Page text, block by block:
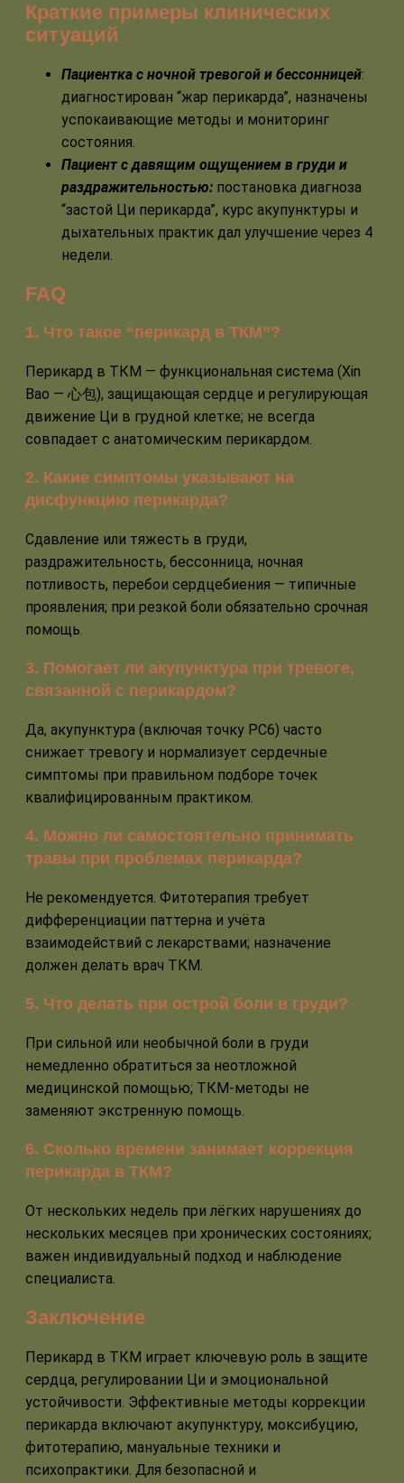
Краткие примеры клинических
ситуаций
Пациентка с ночной тревогой и бессонницей:
диагностирован “жар перикарда”, назначены
успокаивающие методы и мониторинг
состояния.
Пациент с давящим ощущением в груди и
раздражительностью: постановка диагноза
“застой Ци перикарда”, курс акупунктуры и
дыхательных практик дал улучшение через 4
недели.
FAQ
1. Что такое “перикард в ТКМ”?
Перикард в ТКМ — функциональная система (Xin
Bao — 心包), защищающая сердце и регулирующая
движение Ци в грудной клетке; не всегда
совпадает с анатомическим перикардом.
2. Какие симптомы указывают на
дисфункцию перикарда?
Сдавление или тяжесть в груди,
раздражительность, бессонница, ночная
потливость, перебои сердцебиения — типичные
проявления; при резкой боли обязательно срочная
помощь.
3. Помогает ли акупунктура при тревоге,
связанной с перикардом?
Да, акупунктура (включая точку PC6) часто
снижает тревогу и нормализует сердечные
симптомы при правильном подборе точек
квалифицированным практиком.
4. Можно ли самостоятельно принимать
травы при проблемах перикарда?
Не рекомендуется. Фитотерапия требует
дифференциации паттерна и учёта
взаимодействий с лекарствами; назначение
должен делать врач ТКМ.
5. Что делать при острой боли в груди?
При сильной или необычной боли в груди
немедленно обратиться за неотложной
медицинской помощью; ТКМ‑методы не
заменяют экстренную помощь.
6. Сколько времени занимает коррекция
перикарда в ТКМ?
От нескольких недель при лёгких нарушениях до
нескольких месяцев при хронических состояниях;
важен индивидуальный подход и наблюдение
специалиста.
Заключение
Перикард в ТКМ играет ключевую роль в защите
сердца, регулировании Ци и эмоциональной
устойчивости. Эффективные методы коррекции
перикарда включают акупунктуру, моксибуцию,
фитотерапию, мануальные техники и
психопрактики. Для безопасной и